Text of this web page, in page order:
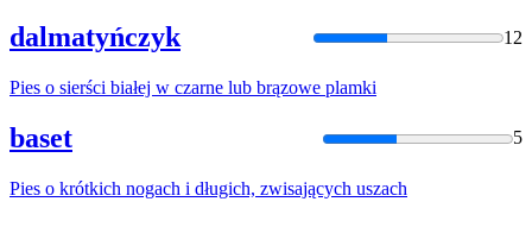
dalmatyńczyk 12
Pies o sierści białej w czarne lub brązowe plamki
baset 5
Pies o krótkich nogach i długich, zwisających uszach